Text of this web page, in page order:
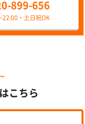
899-656
・土日祝OK
こちら